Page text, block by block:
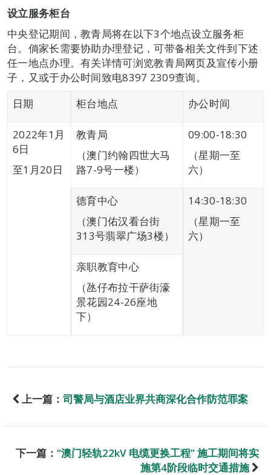
设立服务柜台
中央登记期间，教青局将在以下3个地点设立服务柜
台。倘家长需要协助办理登记，可带备相关文件到下述
任一地点办理。有关详情可浏览教青局网页及宣传小册
子，又或于办公时间致电8397 2309查询。
日期
柜台地点 办公时间
2022年1月
6日
至1月20日
教青局
（澳门约翰四世大马
路7-9号一楼）
09:00-18:30
（星期一至
六）
德育中心
（澳门佑汉看台街
313号翡翠广场3楼）
14:30-18:30
（星期一至
六）
亲职教育中心
（氹仔布拉干萨街濠
景花园24-26座地
下）
上一篇： 司警局与酒店业界共商深化合作防范罪案
下一篇： “澳门轻轨22kV 电缆更换工程” 施工期间将实
施第4阶段临时交通措施